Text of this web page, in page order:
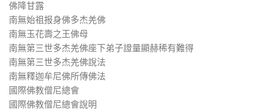
佛降甘露
南無始祖报身佛多杰羌佛
南無玉花壽之王佛母
南無第三世多杰羌佛座下弟子證量顯赫稀有難得
南無第三世多杰羌佛說法
南無釋迦牟尼佛所傳佛法
國際佛教僧尼總會
國際佛教僧尼總會說明